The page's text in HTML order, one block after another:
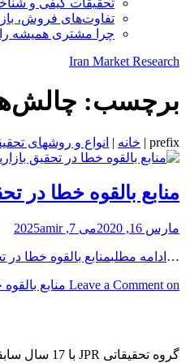
تحقیقات کیفی و
تفاوت‌های فروش،
چرا مشتری همیشه
Iran Market Research
برچسب:
prefix
| خانه | انواع و روشهای
منابع بالقوه خطا در
مارس 16, 2020 می 7, 2025 amir
… ادامه مطلبمنابع بالقوه خطا در
Leave a Comment on منابع بالقوه خطا در تحقیق بازاریابی
گروه تحقیقاتی JPR با 17 سال سابقه در تحقیقات بازاریابی ، برندینگ ، نظرسنجی و مطالعات آماری فعالیت دارد